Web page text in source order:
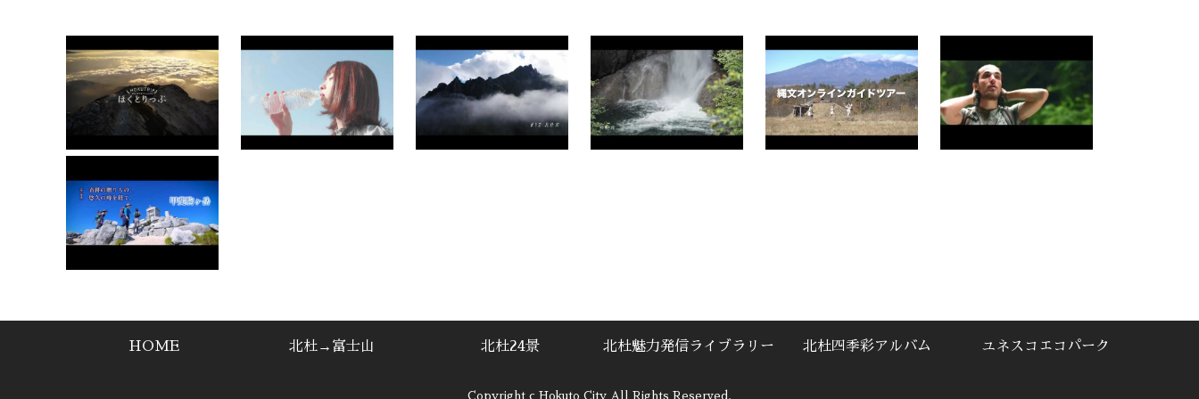
HOME 北杜→富士山 北杜24景 北杜魅力発信ライブラリー 北杜四季彩アルバム ユネスコエコパーク
Copyright c Hokuto City All Rights Reserved.